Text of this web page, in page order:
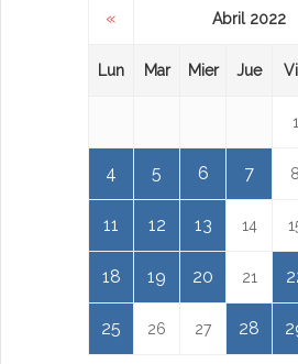
« Abril 2022
Lun Mar Mier Jue
1
4 5 6 7 8
11 12 13 14
18 19 20 21
25 26 27 28